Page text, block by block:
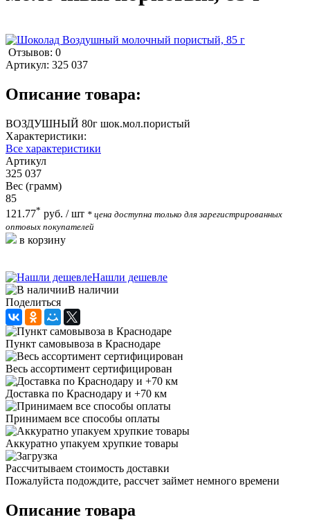
Отзывов: 0
Артикул: 325 037
Описание товара:
ВОЗДУШНЫЙ 80г шок.мол.пористый
Характеристики:
Все характеристики
Артикул
325 037
Вес (грамм)
85
121.77* руб. / шт * цена доступна только для зарегистрированных
оптовых покупателей
в корзину
Нашли дешевле
В наличии
Поделиться
Пункт самовывоза в Краснодаре
Весь ассортимент сертифицирован
Доставка по Краснодару и +70 км
Принимаем все способы оплаты
Аккуратно упакуем хрупкие товары
Рассчитываем стоимость доставки
Пожалуйста подождите, рассчет займет немного времени
Описание товара